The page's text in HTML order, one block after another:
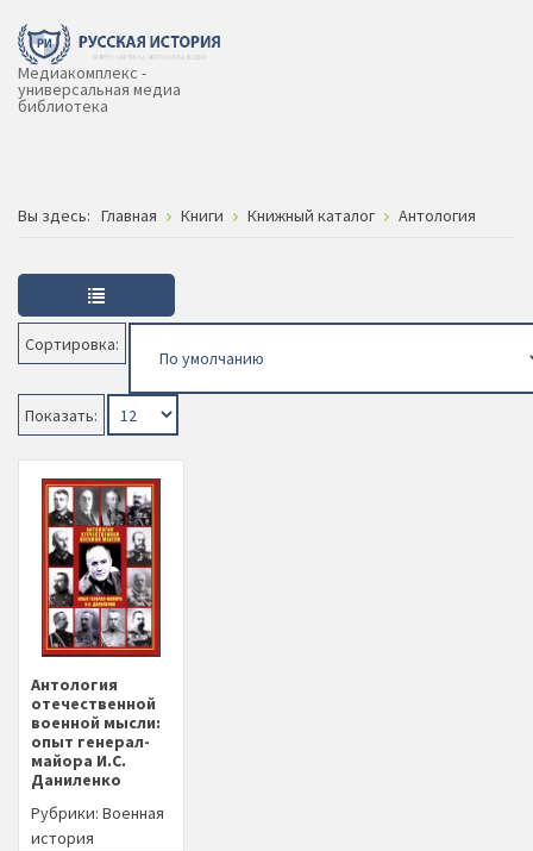
Медиакомплекс -
универсальная медиа
библиотека
Вы здесь: Главная Книги Книжный каталог Антология
Сортировка:
Показать:
Антология
отечественной
военной мысли:
опыт генерал-
майора И.С.
Даниленко
Рубрики: Военная
история